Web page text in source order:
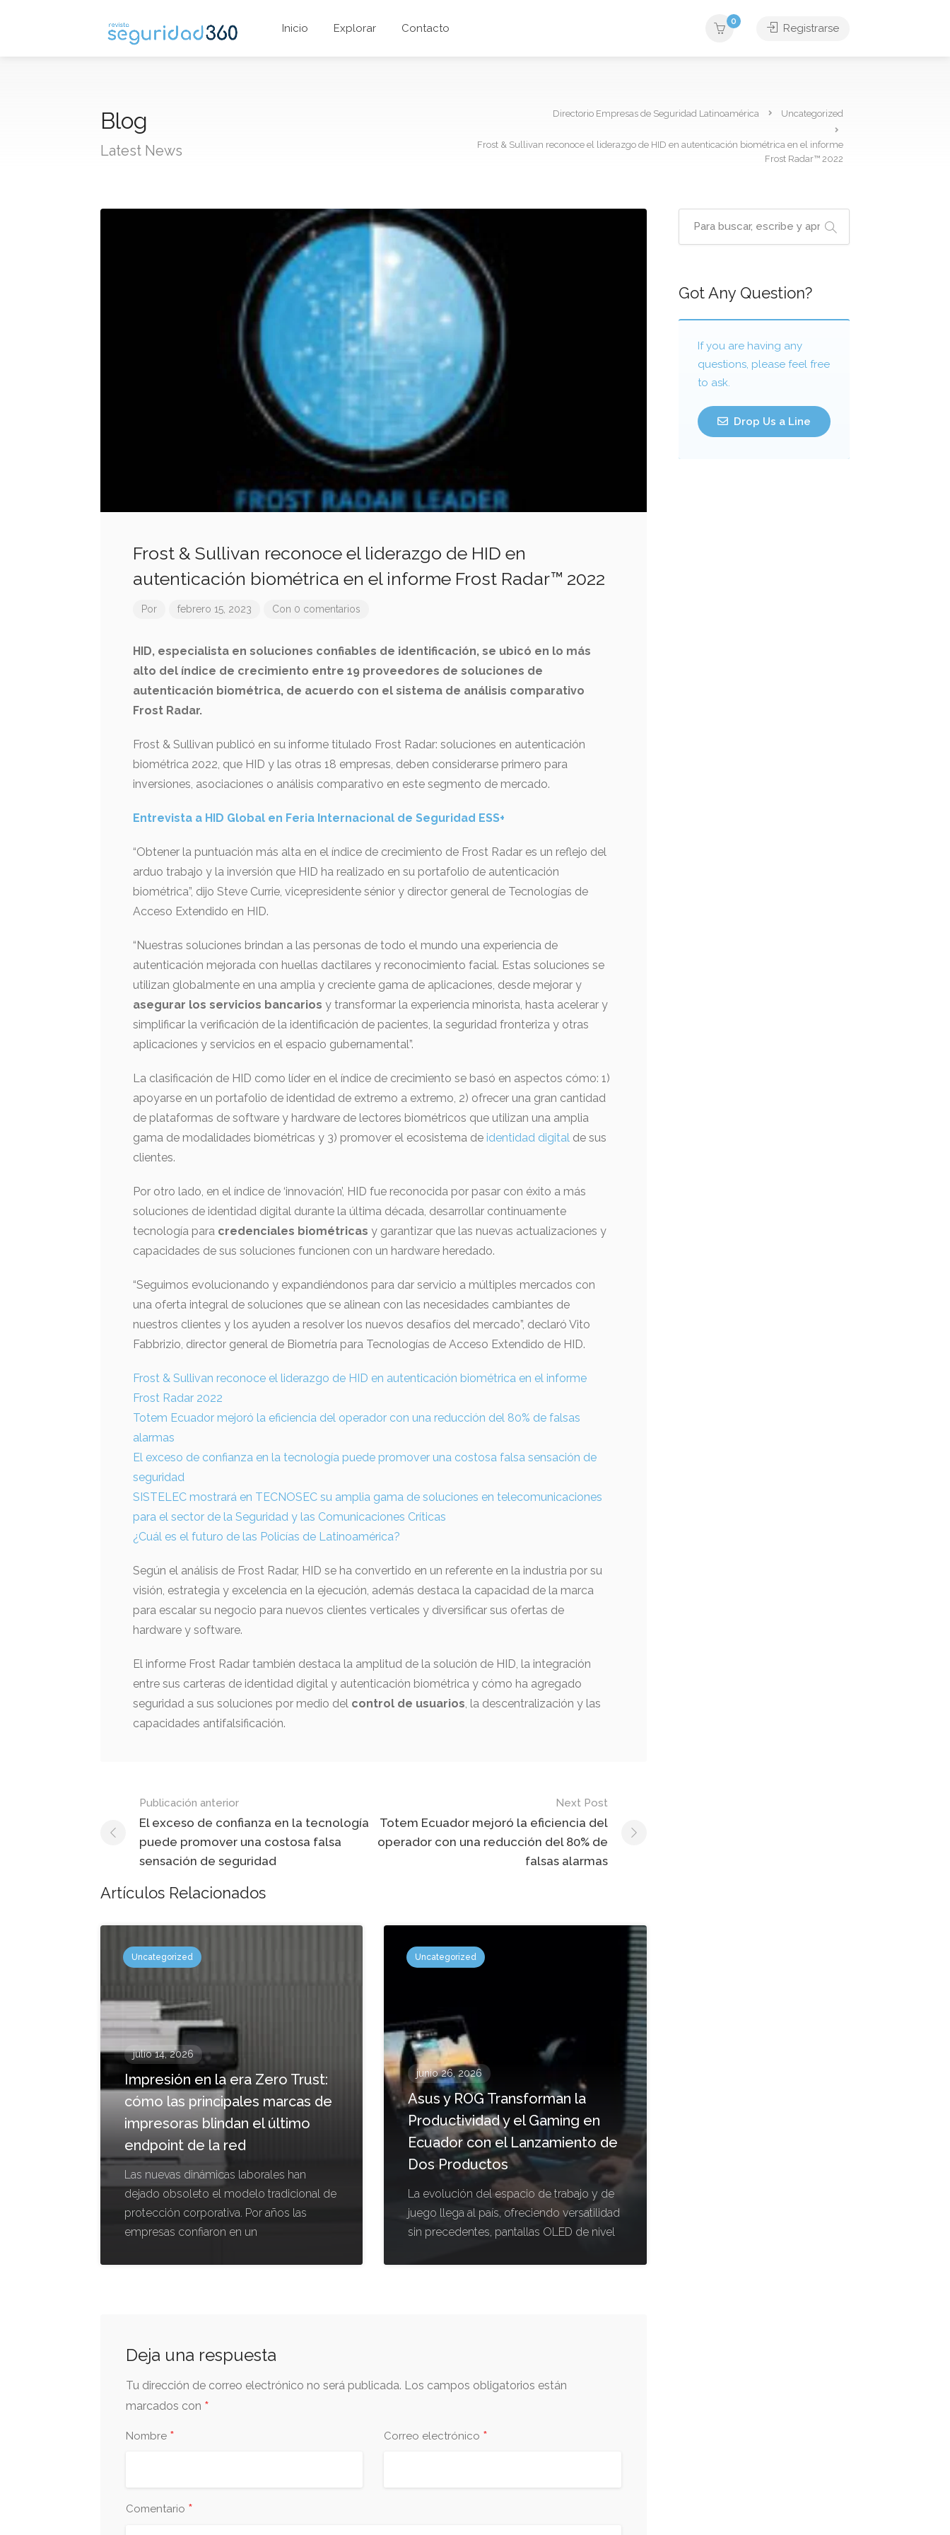
Inicio Explorar Contacto
0
Registrarse
Blog
Latest News
Directorio Empresas de Seguridad Latinoamérica Uncategorized
Frost & Sullivan reconoce el liderazgo de HID en autenticación biométrica en el informe
Frost Radar™ 2022
Frost & Sullivan reconoce el liderazgo de HID en
autenticación biométrica en el informe Frost Radar™ 2022
Por febrero 15, 2023 Con 0 comentarios
HID, especialista en soluciones confiables de identificación, se ubicó en lo más
alto del índice de crecimiento entre 19 proveedores de soluciones de
autenticación biométrica, de acuerdo con el sistema de análisis comparativo
Frost Radar.
Frost & Sullivan publicó en su informe titulado Frost Radar: soluciones en autenticación
biométrica 2022, que HID y las otras 18 empresas, deben considerarse primero para
inversiones, asociaciones o análisis comparativo en este segmento de mercado.
Entrevista a HID Global en Feria Internacional de Seguridad ESS+
“Obtener la puntuación más alta en el índice de crecimiento de Frost Radar es un reflejo del
arduo trabajo y la inversión que HID ha realizado en su portafolio de autenticación
biométrica”, dijo Steve Currie, vicepresidente sénior y director general de Tecnologías de
Acceso Extendido en HID.
“Nuestras soluciones brindan a las personas de todo el mundo una experiencia de
autenticación mejorada con huellas dactilares y reconocimiento facial. Estas soluciones se
utilizan globalmente en una amplia y creciente gama de aplicaciones, desde mejorar y
asegurar los servicios bancarios y transformar la experiencia minorista, hasta acelerar y
simplificar la verificación de la identificación de pacientes, la seguridad fronteriza y otras
aplicaciones y servicios en el espacio gubernamental”.
La clasificación de HID como líder en el índice de crecimiento se basó en aspectos cómo: 1)
apoyarse en un portafolio de identidad de extremo a extremo, 2) ofrecer una gran cantidad
de plataformas de software y hardware de lectores biométricos que utilizan una amplia
gama de modalidades biométricas y 3) promover el ecosistema de identidad digital de sus
clientes.
Por otro lado, en el índice de ‘innovación’, HID fue reconocida por pasar con éxito a más
soluciones de identidad digital durante la última década, desarrollar continuamente
tecnología para credenciales biométricas y garantizar que las nuevas actualizaciones y
capacidades de sus soluciones funcionen con un hardware heredado.
“Seguimos evolucionando y expandiéndonos para dar servicio a múltiples mercados con
una oferta integral de soluciones que se alinean con las necesidades cambiantes de
nuestros clientes y los ayuden a resolver los nuevos desafíos del mercado”, declaró Vito
Fabbrizio, director general de Biometría para Tecnologías de Acceso Extendido de HID.
Frost & Sullivan reconoce el liderazgo de HID en autenticación biométrica en el informe
Frost Radar 2022
Totem Ecuador mejoró la eficiencia del operador con una reducción del 80% de falsas
alarmas
El exceso de confianza en la tecnología puede promover una costosa falsa sensación de
seguridad
SISTELEC mostrará en TECNOSEC su amplia gama de soluciones en telecomunicaciones
para el sector de la Seguridad y las Comunicaciones Críticas
¿Cuál es el futuro de las Policías de Latinoamérica?
Según el análisis de Frost Radar, HID se ha convertido en un referente en la industria por su
visión, estrategia y excelencia en la ejecución, además destaca la capacidad de la marca
para escalar su negocio para nuevos clientes verticales y diversificar sus ofertas de
hardware y software.
El informe Frost Radar también destaca la amplitud de la solución de HID, la integración
entre sus carteras de identidad digital y autenticación biométrica y cómo ha agregado
seguridad a sus soluciones por medio del control de usuarios, la descentralización y las
capacidades antifalsificación.
Mensaje
de
navegación
Publicación anterior
El exceso de confianza en la tecnología
puede promover una costosa falsa
sensación de seguridad
Next Post
Totem Ecuador mejoró la eficiencia del
operador con una reducción del 80% de
falsas alarmas
Artículos Relacionados
Uncategorized
julio 14, 2026
Impresión en la era Zero Trust:
cómo las principales marcas de
impresoras blindan el último
endpoint de la red
Las nuevas dinámicas laborales han
dejado obsoleto el modelo tradicional de
protección corporativa. Por años las
empresas confiaron en un
Uncategorized
junio 26, 2026
Asus y ROG Transforman la
Productividad y el Gaming en
Ecuador con el Lanzamiento de
Dos Productos
La evolución del espacio de trabajo y de
juego llega al país, ofreciendo versatilidad
sin precedentes, pantallas OLED de nivel
Deja una respuesta
Tu dirección de correo electrónico no será publicada. Los campos obligatorios están
marcados con *
Nombre * Correo electrónico *
Comentario *
Got Any Question?
If you are having any
questions, please feel free
to ask.
Drop Us a Line